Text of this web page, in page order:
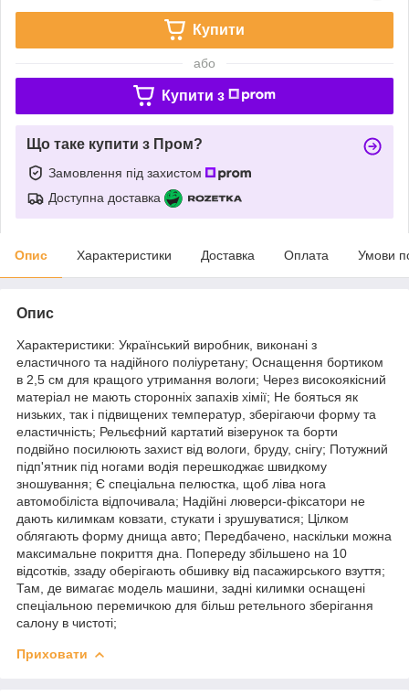
Купити
або
Купити з
Що таке купити з Пром?
Замовлення під захистом
Доступна доставка
Опис Характеристики Доставка Оплата Умови
Опис
Характеристики: Український виробник, виконані з
еластичного та надійного поліуретану; Оснащення бортиком
в 2,5 см для кращого утримання вологи; Через високоякісний
матеріал не мають сторонніх запахів хімії; Не бояться як
низьких, так і підвищених температур, зберігаючи форму та
еластичність; Рельєфний картатий візерунок та борти
подвійно посилюють захист від вологи, бруду, снігу; Потужний
підп'ятник під ногами водія перешкоджає швидкому
зношування; Є спеціальна пелюстка, щоб ліва нога
автомобіліста відпочивала; Надійні люверси-фіксатори не
дають килимкам ковзати, стукати і зрушуватися; Цілком
облягають форму днища авто; Передбачено, наскільки можна
максимальне покриття дна. Попереду збільшено на 10
відсотків, ззаду оберігають обшивку від пасажирського взуття;
Там, де вимагає модель машини, задні килимки оснащені
спеціальною перемичкою для більш ретельного зберігання
салону в чистоті;
Приховати